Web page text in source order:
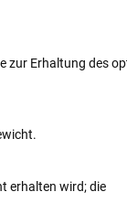
zur Erhaltung des
erhalten wird; die